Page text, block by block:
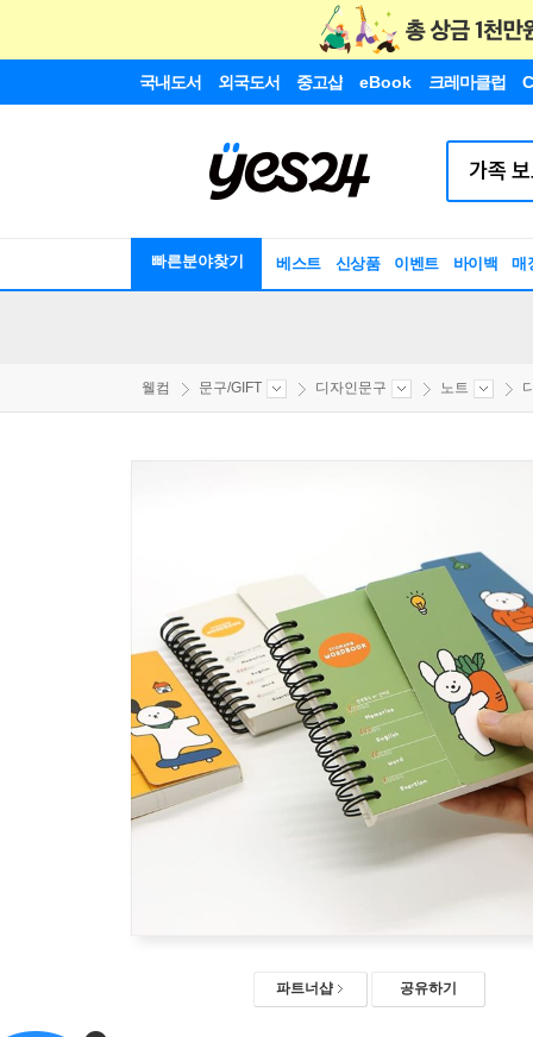
국내도서 외국도서 중고샵 eBook 크레마클럽
빠른분야찾기 베스트 신상품 이벤트 바이백 매
웰컴 문구/GIFT 디자인문구 노트
파트너샵 공유하기